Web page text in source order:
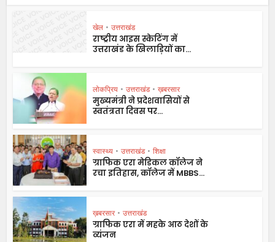
खेल • उत्तराखंड
राष्ट्रीय आइस स्केटिंग में
उत्तराखंड के खिलाड़ियों का...
लोकप्रिय • उत्तराखंड • ख़बरसार
मुख्यमंत्री ने प्रदेशवासियों से
स्वतंत्रता दिवस पर...
स्वास्थ्य • उत्तराखंड • शिक्षा
ग्राफिक एरा मेडिकल कॉलेज ने
रचा इतिहास, कॉलेज में MBBS...
ख़बरसार • उत्तराखंड
ग्राफिक एरा में महके आठ देशों के
व्यंजन